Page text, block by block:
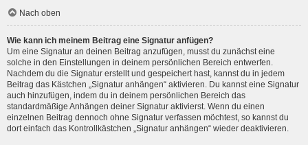
Nach oben
Wie kann ich meinem Beitrag eine Signatur anfügen?
Um eine Signatur an deinen Beitrag anzufügen, musst du zunächst eine
solche in den Einstellungen in deinem persönlichen Bereich entwerfen.
Nachdem du die Signatur erstellt und gespeichert hast, kannst du in jedem
Beitrag das Kästchen „Signatur anhängen“ aktivieren. Du kannst eine Signatur
auch hinzufügen, indem du in deinem persönlichen Bereich das
standardmäßige Anhängen deiner Signatur aktivierst. Wenn du einen
einzelnen Beitrag dennoch ohne Signatur verfassen möchtest, so kannst du
dort einfach das Kontrollkästchen „Signatur anhängen“ wieder deaktivieren.